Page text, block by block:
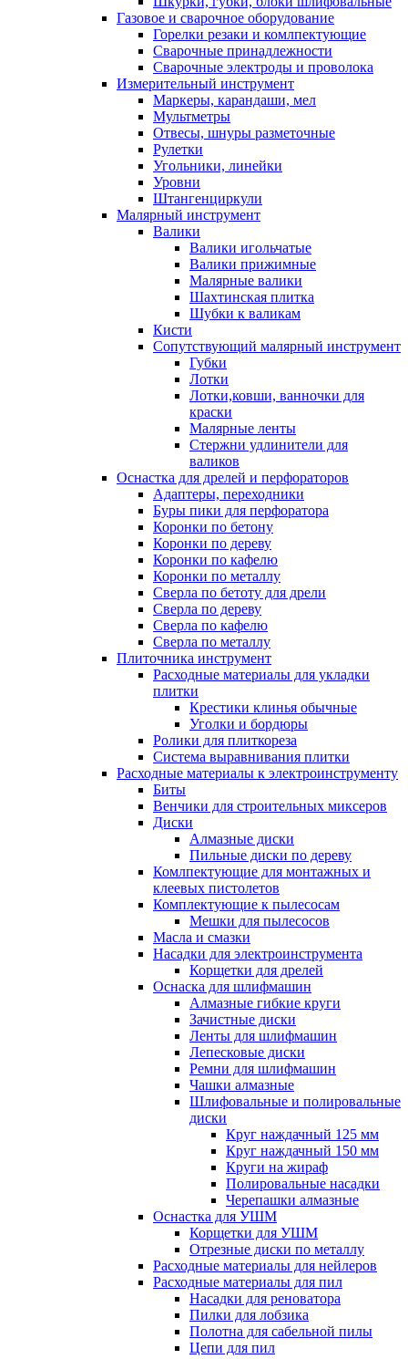
Газовое и сварочное оборудование
Горелки резаки и комлпектующие
Сварочные принадлежности
Сварочные электроды и проволока
Измерительный инструмент
Маркеры, карандаши, мел
Мультметры
Отвесы, шнуры разметочные
Рулетки
Угольники, линейки
Уровни
Штангенциркули
Малярный инструмент
Валики
Валики игольчатые
Валики прижимные
Малярные валики
Шахтинская плитка
Шубки к валикам
Кисти
Сопутствующий малярный инструмент
Губки
Лотки
Лотки,ковши, ванночки для
краски
Малярные ленты
Стержни удлинители для
валиков
Оснастка для дрелей и перфораторов
Адаптеры, переходники
Буры пики для перфоратора
Коронки по бетону
Коронки по дереву
Коронки по кафелю
Коронки по металлу
Сверла по бетоту для дрели
Сверла по дереву
Сверла по кафелю
Сверла по металлу
Плиточника инструмент
Расходные материалы для укладки
плитки
Крестики клинья обычные
Уголки и бордюры
Ролики для плиткореза
Система выравнивания плитки
Расходные материалы к электроинструменту
Биты
Венчики для строительных миксеров
Диски
Алмазные диски
Пильные диски по дереву
Комлпектующие для монтажных и
клеевых пистолетов
Комплектующие к пылесосам
Мешки для пылесосов
Масла и смазки
Насадки для электроинструмента
Корщетки для дрелей
Оснаска для шлифмашин
Алмазные гибкие круги
Зачистные диски
Ленты для шлифмашин
Лепесковые диски
Ремни для шлифмашин
Чашки алмазные
Шлифовальные и полировальные
диски
Круг наждачный 125 мм
Круг наждачный 150 мм
Круги на жираф
Полировальные насадки
Черепашки алмазные
Оснастка для УШМ
Корщетки для УШМ
Отрезные диски по металлу
Расходные материалы для нейлеров
Расходные материалы для пил
Насадки для реноватора
Пилки для лобзика
Полотна для сабельной пилы
Цепи для пил